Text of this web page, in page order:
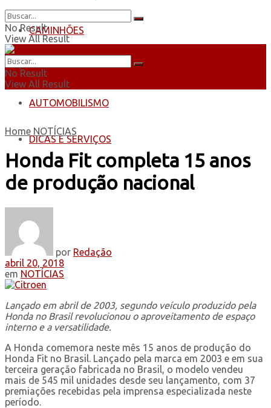
CAMINHÕES
ÔNIBUS
AUTOMOBILISMO
DICAS E SERVIÇOS
No Result
View All Result
No Result
View All Result
Home NOTÍCIAS
Honda Fit completa 15 anos
de produção nacional
por Redação
abril 20, 2018
em NOTÍCIAS
Lançado em abril de 2003, segundo veículo produzido pela
Honda no Brasil revolucionou o aproveitamento de espaço
interno e a versatilidade.
A Honda comemora neste mês 15 anos de produção do
Honda Fit no Brasil. Lançado pela marca em 2003 e em sua
terceira geração fabricada no Brasil, o modelo vendeu
mais de 545 mil unidades desde seu lançamento, com 37
premiações recebidas pela imprensa especializada neste
período.